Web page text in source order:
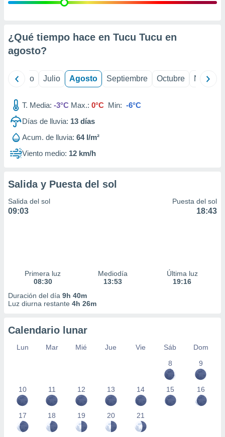
e
mediante
de
1199
¿Qué tiempo hace en Tucu Tucu en
agosto?
Junio Julio Agosto Septiembre Octubre
T. Media: -3°C Max.: 0°C Min: -6°C
Días de lluvia: 13 días
Acum. de lluvia: 64 l/m²
Viento medio: 12 km/h
Salida y Puesta del sol
Salida del sol
09:03
Puesta del sol
18:43
Primera luz
08:30
Mediodía
13:53
Última luz
19:16
Duración del día 9h 40m
Luz diurna restante 4h 26m
Calendario lunar
Lun Mar Mié Jue Vie Sáb
Dom
8
9
10 11 12 13 14 15 16
17 18 19 20 21